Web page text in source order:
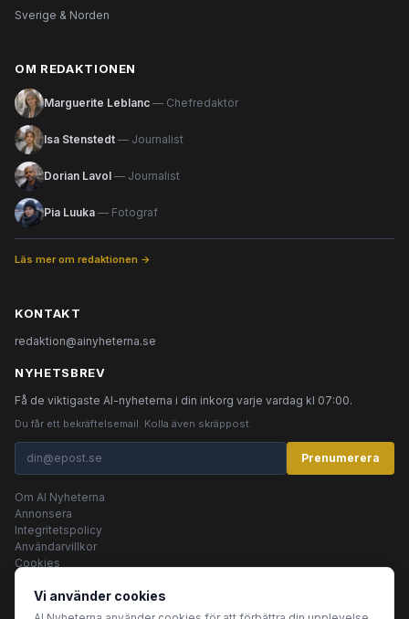
Sverige & Norden
OM REDAKTIONEN
Marguerite Leblanc — Chefredaktör
Isa Stenstedt — Journalist
Dorian Lavol — Journalist
Pia Luuka — Fotograf
Läs mer om redaktionen →
KONTAKT
redaktion@ainyheterna.se
NYHETSBREV
Få de viktigaste AI-nyheterna i din inkorg varje vardag kl 07:00.
Du får ett bekräftelsemail. Kolla även skräppost.
Prenumerera
Om AI Nyheterna
Annonsera
Integritetspolicy
Användarvillkor
Cookies
Vi använder cookies